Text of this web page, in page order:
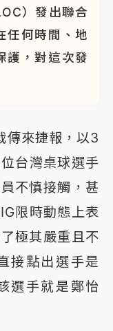
）發出聯合
任何時間、地
護，對這次發
傳來捷報，以3
台灣桌球選手
不慎接觸，甚
限時動態上表
極其嚴重且不
接點出選手是
選手就是鄭怡